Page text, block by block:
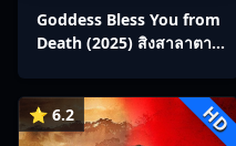
Goddess Bless You from
Death (2025) สิงสาลาตาย
⭐ 6.2 HD